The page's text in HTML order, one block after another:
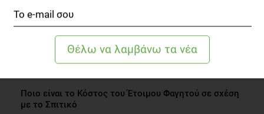
Ποιο είναι το Κόστος του Έτοιμου Φαγητού σε σχέση
με το Σπιτικό